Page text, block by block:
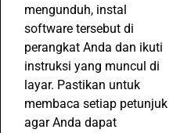
mengunduh, instal
software tersebut di
perangkat Anda dan ikuti
instruksi yang muncul di
layar. Pastikan untuk
membaca setiap petunjuk
agar Anda dapat